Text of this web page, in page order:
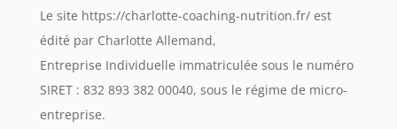
Le site https://charlotte-coaching-nutrition.fr/ est
édité par Charlotte Allemand,
Entreprise Individuelle immatriculée sous le numéro
SIRET : 832 893 382 00040, sous le régime de micro-
entreprise.